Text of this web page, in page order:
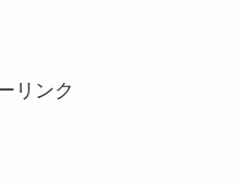
リンク